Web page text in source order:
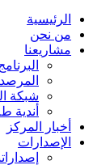
الرئيسية
من نحن
مشاريعنا
شبكة
أندية
أخبار المركز
الإصدارات